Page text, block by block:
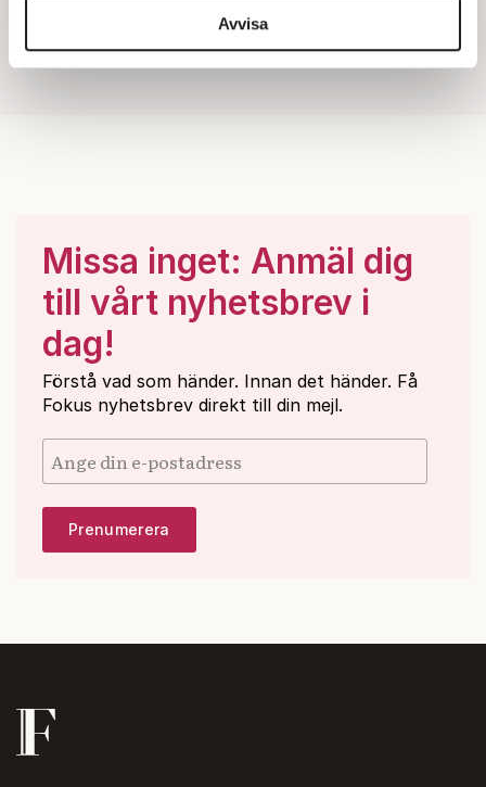
information från din enhet till de sociala medier och
annons- och analysföretag som vi samarbetar med.
Avvisa
Missa inget: Anmäl dig
till vårt nyhetsbrev i
dag!
Förstå vad som händer. Innan det händer. Få
Fokus nyhetsbrev direkt till din mejl.